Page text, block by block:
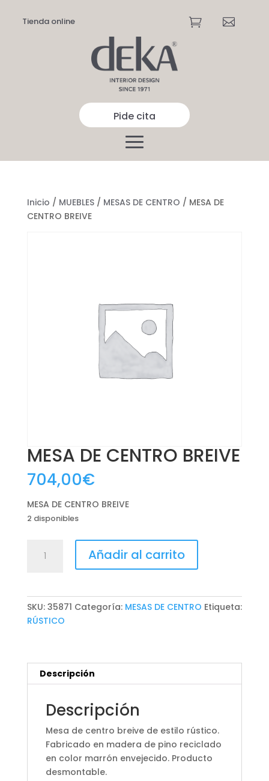
Tienda online  
Pide cita
Inicio / MUEBLES/ MESAS DE CENTRO / MESA DE
CENTRO BREIVE
MESA DE CENTRO BREIVE
704,00€
MESA DE CENTRO BREIVE
2 disponibles
cantidad
Añadir al carrito
SKU: 35871 Categoría: MESAS DE CENTRO Etiqueta:
RÚSTICO
Descripción
Descripción
Mesa de centro breive de estilo rústico.
Fabricado en madera de pino reciclado
en color marrón envejecido. Producto
desmontable.